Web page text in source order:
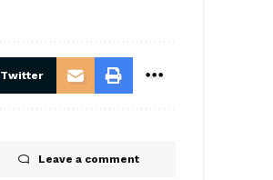
Twitter
Leave a comment